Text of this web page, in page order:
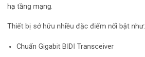
hạ tầng mạng.
Thiết bị sở hữu nhiều đặc điểm nổi bật như:
Chuẩn Gigabit BIDI Transceiver